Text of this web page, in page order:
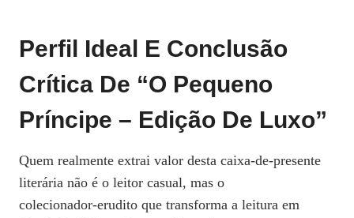
Perfil Ideal E Conclusão
Crítica De “O Pequeno
Príncipe – Edição De Luxo”
Quem realmente extrai valor desta caixa‑de‑presente
literária não é o leitor casual, mas o
colecionador‑erudito que transforma a leitura em